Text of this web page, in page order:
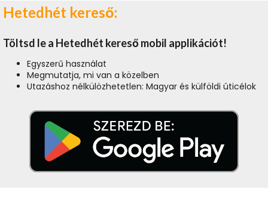
Hetedhét kereső:
Töltsd le a Hetedhét kereső mobil applikációt!
Egyszerű használat
Megmutatja, mi van a közelben
Utazáshoz nélkülözhetetlen: Magyar és külföldi úticélok